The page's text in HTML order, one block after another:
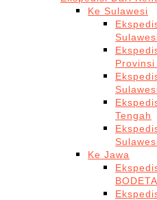
Ke Sulawesi
Tengah
Ke Jawa